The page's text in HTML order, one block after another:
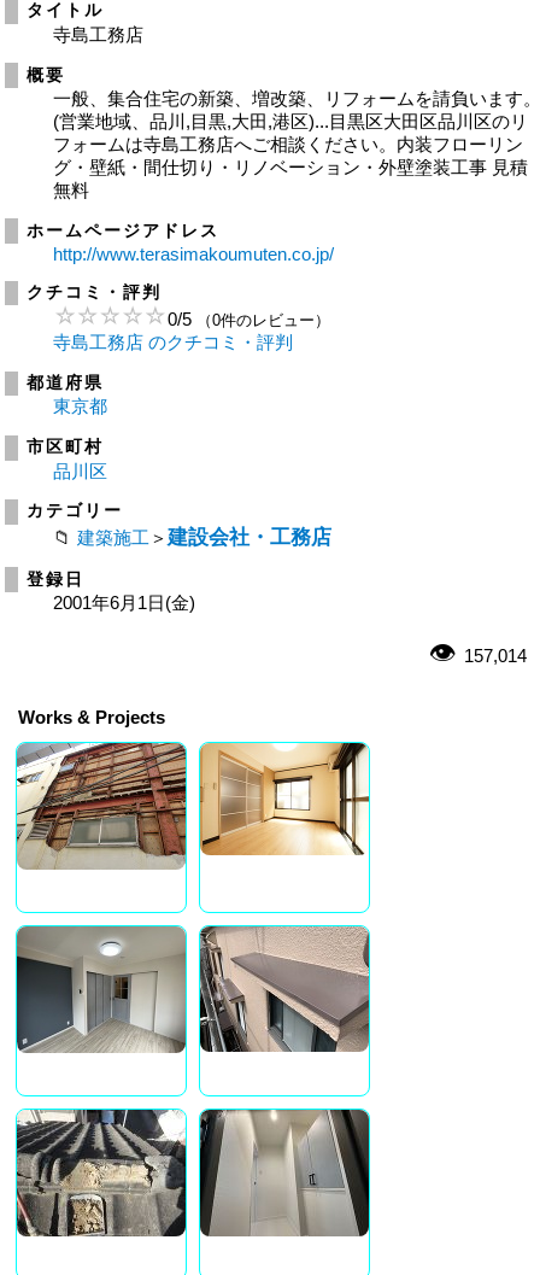
タイトル
寺島工務店
概要
一般、集合住宅の新築、増改築、リフォームを請負います
(営業地域、品川,目黒,大田,港区)...目黒区大田区品川区のリ
フォームは寺島工務店へご相談ください。内装フローリン
グ・壁紙・間仕切り・リノベーション・外壁塗装工事 見積
無料
ホームページアドレス
http://www.terasimakoumuten.co.jp/
クチコミ・評判
0/5 （0件のレビュー）
寺島工務店 のクチコミ・評判
都道府県
東京都
市区町村
品川区
カテゴリー
建築施工 ＞ 建設会社・工務店
登録日
2001年6月1日(金)
157,014
Works & Projects